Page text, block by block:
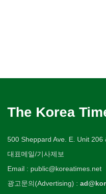
The Korea
500 Sheppard Ave. E. Unit
대표메일/기사제보
Email : public@koreatimes.net
광고문의(Advertising) :